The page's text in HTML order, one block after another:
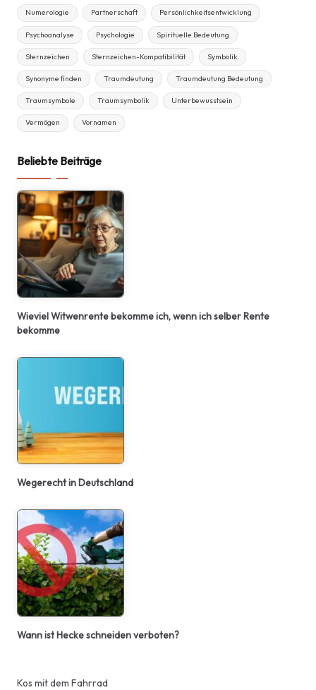
Numerologie Partnerschaft Persönlichkeitsentwicklung
Psychoanalyse Psychologie Spirituelle Bedeutung
Sternzeichen Sternzeichen-Kompatibilität Symbolik
Synonyme finden Traumdeutung Traumdeutung Bedeutung
Traumsymbole Traumsymbolik Unterbewusstsein
Vermögen Vornamen
Beliebte Beiträge
Wieviel Witwenrente bekomme ich, wenn ich selber Rente
bekomme
Wegerecht in Deutschland
Wann ist Hecke schneiden verboten?
Kos mit dem Fahrrad